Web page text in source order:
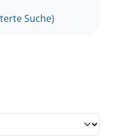
Suche)